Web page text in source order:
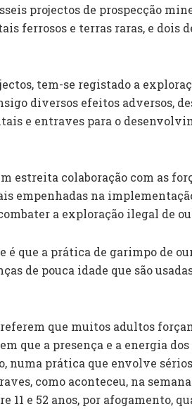
projectos de prospecção
ferrosos e terras raras, e dois
tem-se registado a
diversos efeitos adversos,
e entraves para o
estreita colaboração com as
empenhadas na
a exploração ilegal de
é que a prática de garimpo de
de pouca idade que são
referem que muitos adultos
que a presença e a energia dos
numa prática que envolve
como aconteceu, na
11 e 52 anos, por afogamento,